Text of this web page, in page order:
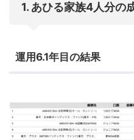
1. あひる家族4人分の
運用6.1年目の結果